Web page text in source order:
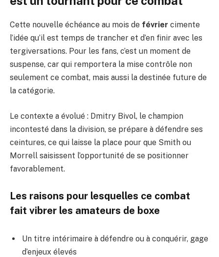
Cette nouvelle échéance au mois de février cimente
l’idée qu’il est temps de trancher et d’en finir avec les
tergiversations. Pour les fans, c’est un moment de
suspense, car qui remportera la mise contrôle non
seulement ce combat, mais aussi la destinée future de
la catégorie.
Le contexte a évolué : Dmitry Bivol, le champion
incontesté dans la division, se prépare à défendre ses
ceintures, ce qui laisse la place pour que Smith ou
Morrell saisissent l’opportunité de se positionner
favorablement.
Les raisons pour lesquelles ce combat
fait vibrer les amateurs de boxe
Un titre intérimaire à défendre ou à conquérir, gage
d’enjeux élevés